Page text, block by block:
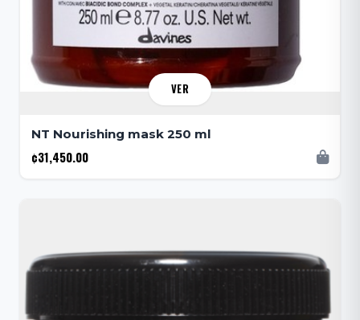
VER
NT Nourishing mask 250 ml
¢31,450.00